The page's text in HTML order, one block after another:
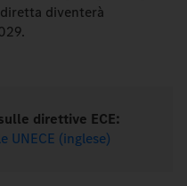
diventerà
direttive ECE:
UNECE (inglese)